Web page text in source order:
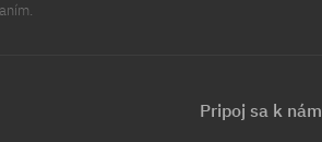
Pripoj sa k nám